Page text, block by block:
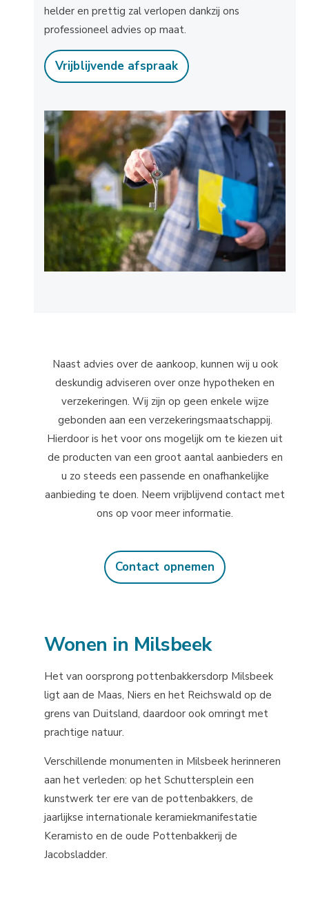
helder en prettig zal verlopen dankzij ons
professioneel advies op maat.
Vrijblijvende afspraak
Naast advies over de aankoop, kunnen wij u ook
deskundig adviseren over onze hypotheken en
verzekeringen. Wij zijn op geen enkele wijze
gebonden aan een verzekeringsmaatschappij.
Hierdoor is het voor ons mogelijk om te kiezen uit
de producten van een groot aantal aanbieders en
u zo steeds een passende en onafhankelijke
aanbieding te doen. Neem vrijblijvend contact met
ons op voor meer informatie.
Contact opnemen
Wonen in Milsbeek
Het van oorsprong pottenbakkersdorp Milsbeek
ligt aan de Maas, Niers en het Reichswald op de
grens van Duitsland, daardoor ook omringt met
prachtige natuur.
Verschillende monumenten in Milsbeek herinneren
aan het verleden: op het Schuttersplein een
kunstwerk ter ere van de pottenbakkers, de
jaarlijkse internationale keramiekmanifestatie
Keramisto en de oude Pottenbakkerij de
Jacobsladder.